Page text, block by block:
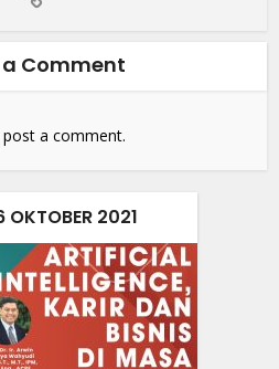
a Comment
a comment.
OKTOBER 2021